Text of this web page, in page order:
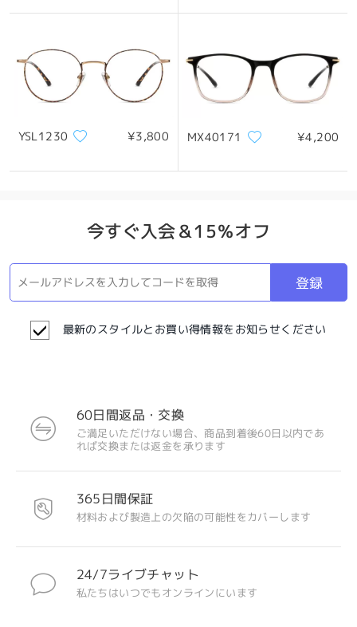
YSL1230 ¥3,800 MX40171 ¥4,200
今すぐ入会＆15％オフ
登録
最新のスタイルとお買い得情報をお知らせください
60日間返品・交換
ご満足いただけない場合、商品到着後60日以内であ
れば交換または返金を承ります
365日間保証
材料および製造上の欠陥の可能性をカバーします
24/7ライブチャット
私たちはいつでもオンラインにいます